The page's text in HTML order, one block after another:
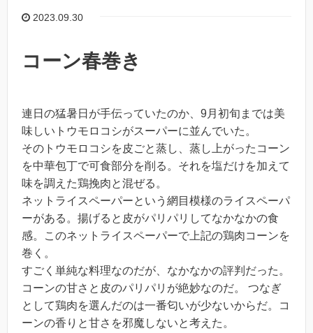
2023.09.30
コーン春巻き
連日の猛暑日が手伝っていたのか、9月初旬までは美
味しいトウモロコシがスーパーに並んでいた。
そのトウモロコシを皮ごと蒸し、蒸し上がったコーン
を中華包丁で可食部分を削る。それを塩だけを加えて
味を調えた鶏挽肉と混ぜる。
ネットライスペーパーという網目模様のライスペーパ
ーがある。揚げると皮がパリパリしてなかなかの食
感。このネットライスペーパーで上記の鶏肉コーンを
巻く。
すごく単純な料理なのだが、なかなかの評判だった。
コーンの甘さと皮のパリパリが絶妙なのだ。 つなぎ
として鶏肉を選んだのは一番匂いが少ないからだ。コ
ーンの香りと甘さを邪魔しないと考えた。